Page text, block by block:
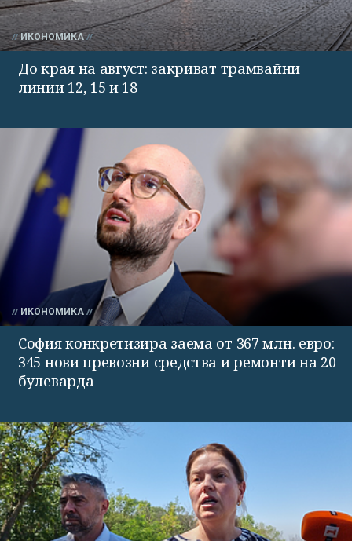
ИКОНОМИКА
До края на август: закриват трамвайни
линии 12, 15 и 18
ИКОНОМИКА
София конкретизира заема от 367 млн. евро:
345 нови превозни средства и ремонти на 20
булеварда